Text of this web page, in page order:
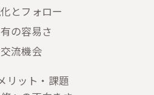
とフォロー
の容易さ
流機会
リット・課題